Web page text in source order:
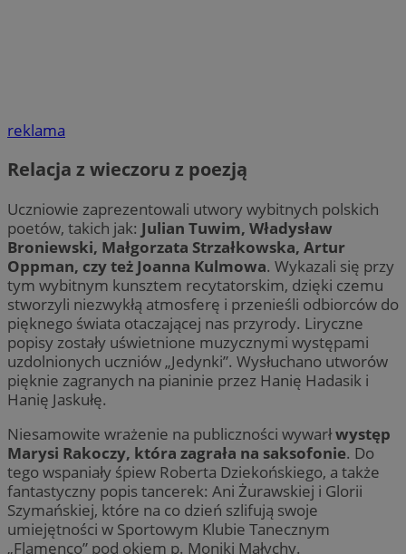
reklama
Relacja z wieczoru z poezją
Uczniowie zaprezentowali utwory wybitnych polskich
poetów, takich jak: Julian Tuwim, Władysław
Broniewski, Małgorzata Strzałkowska, Artur
Oppman, czy też Joanna Kulmowa. Wykazali się przy
tym wybitnym kunsztem recytatorskim, dzięki czemu
stworzyli niezwykłą atmosferę i przenieśli odbiorców do
pięknego świata otaczającej nas przyrody. Liryczne
popisy zostały uświetnione muzycznymi występami
uzdolnionych uczniów „Jedynki”. Wysłuchano utworów
pięknie zagranych na pianinie przez Hanię Hadasik i
Hanię Jaskułę.
Niesamowite wrażenie na publiczności wywarłwystęp
Marysi Rakoczy, która zagrała na saksofonie. Do
tego wspaniały śpiew Roberta Dziekońskiego, a także
fantastyczny popis tancerek: Ani Żurawskiej i Glorii
Szymańskiej, które na co dzień szlifują swoje
umiejętności w Sportowym Klubie Tanecznym
„Flamenco” pod okiem p. Moniki Małychy.